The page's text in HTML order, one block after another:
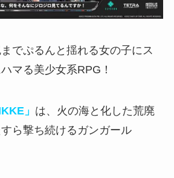
でぷるんと揺れる女の子にス
マる美少女系RPG！
」 は、火の海と化した荒廃
ら撃ち続けるガンガール